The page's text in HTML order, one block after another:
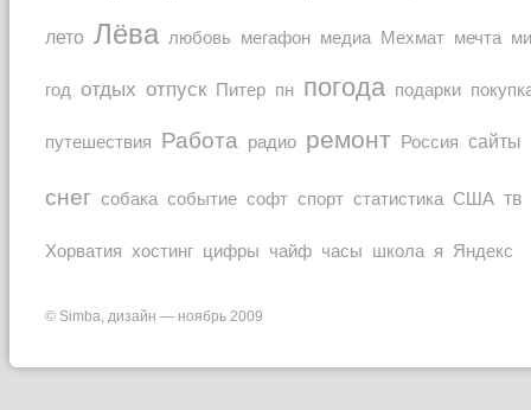
лето Лёва любовь мегафон медиа Мехмат мечта
год отдых отпуск Питер пн погода подарки
путешествия Работа радио ремонт Россия сайты
снег собака событие софт спорт статистика США тв
Хорватия хостинг цифры чайф часы школа я Яндекс
© Simba, дизайн — ноябрь 2009